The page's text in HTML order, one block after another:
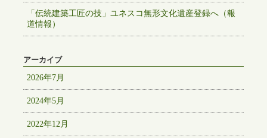
「伝統建築工匠の技」ユネスコ無形文化遺産登録へ（報
道情報）
アーカイブ
2026年7月
2024年5月
2022年12月